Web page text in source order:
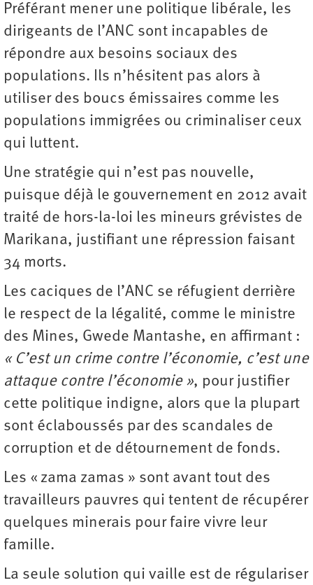
Préférant mener une politique libérale, les
dirigeants de l’ANC sont incapables de
répondre aux besoins sociaux des
populations. Ils n’hésitent pas alors à
utiliser des boucs émissaires comme les
populations immigrées ou criminaliser ceux
qui luttent.
Une stratégie qui n’est pas nouvelle,
puisque déjà le gouvernement en 2012 avait
traité de hors-la-loi les mineurs grévistes de
Marikana, justifiant une répression faisant
34 morts.
Les caciques de l’ANC se réfugient derrière
le respect de la légalité, comme le ministre
des Mines, Gwede Mantashe, en affirmant :
« C’est un crime contre l’économie, c’est une
attaque contre l’économie », pour justifier
cette politique indigne, alors que la plupart
sont éclaboussés par des scandales de
corruption et de détournement de fonds.
Les « zama zamas » sont avant tout des
travailleurs pauvres qui tentent de récupérer
quelques minerais pour faire vivre leur
famille.
La seule solution qui vaille est de régulariser